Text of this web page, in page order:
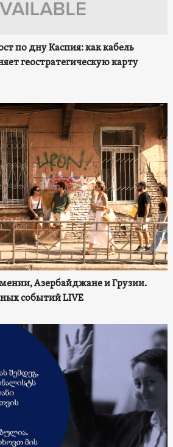
по дну Каспия: как кабель
геостратегическую карту
Азербайджане и Грузии.
событий LIVE